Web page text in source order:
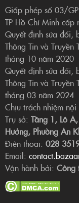
Giấp phép số 03/
TP Hồ Chí Minh
Quyết định sửa đổi,
Thông Tin và
tháng 10 năm 2020
Quyết định sửa đổi,
Thông Tin và
tháng 03 năm 2024
Chịu trách nhiệm nội
Trụ sở: Tầng 1, Lô
Hưởng, Phường An
Điện thoại: 028
Email:
Vận hành bởi: Công